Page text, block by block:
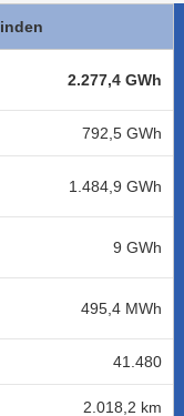
2.277,4 GWh
792,5 GWh
1.484,9 GWh
9 GWh
495,4 MWh
41.480
2.018,2 km